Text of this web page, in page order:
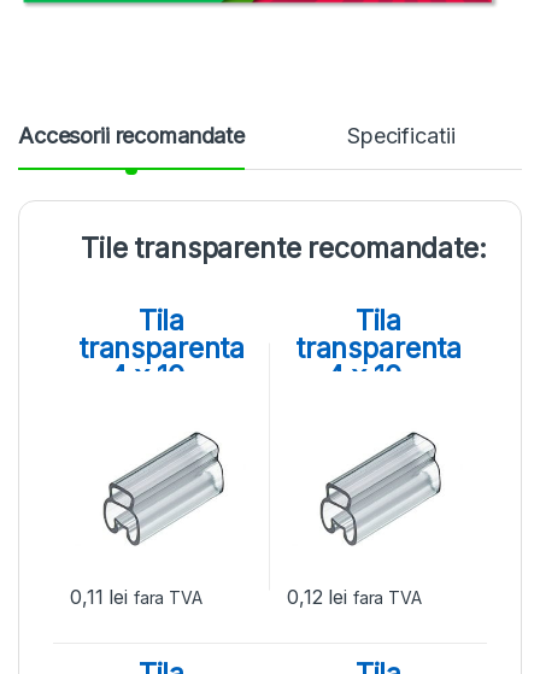
Accesorii recomandate Specificatii
Tile transparente recomandate:
Tila
transparenta
4 x 10, ⌀
2 mm
0,11 lei fara TVA
Tila
transparenta
4 x 10, ⌀
2,5 mm
0,12 lei fara TVA